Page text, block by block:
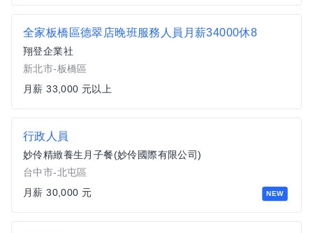
全家板橋區德翠店晚班服務人員月薪34000休8
翔登企業社
新北市-板橋區
月薪 33,000 元以上
NEW
行政人員
妙伶精緻養生月子餐(妙伶國際有限公司)
台中市-北屯區
月薪 30,000 元